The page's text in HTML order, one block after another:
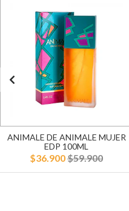
ANIMALE DE ANIMALE MUJER
EDP 100ML
$36.900$59.900